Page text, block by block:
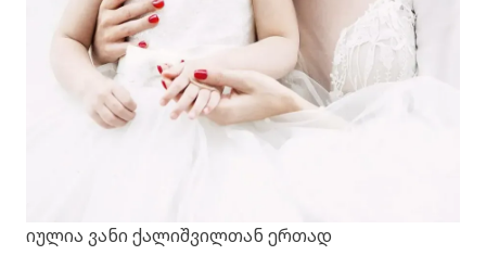
იულია ვანი ქალიშვილთან ერთად